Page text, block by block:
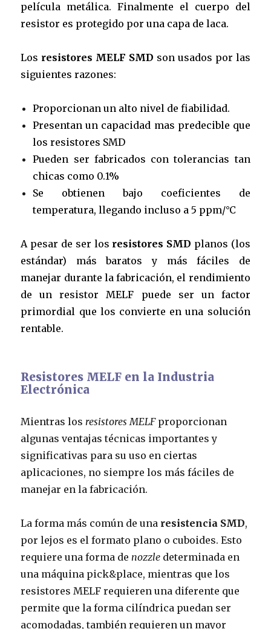
película metálica. Finalmente el cuerpo del
resistor es protegido por una capa de laca.
Los resistores MELF SMD son usados por las
siguientes razones:
Proporcionan un alto nivel de fiabilidad.
Presentan un capacidad mas predecible que
los resistores SMD
Pueden ser fabricados con tolerancias tan
chicas como 0.1%
Se obtienen bajo coeficientes de
temperatura, llegando incluso a 5 ppm/°C
A pesar de ser los resistores SMD planos (los
estándar) más baratos y más fáciles de
manejar durante la fabricación, el rendimiento
de un resistor MELF puede ser un factor
primordial que los convierte en una solución
rentable.
Resistores MELF en la Industria
Electrónica
Mientras losresistores MELFproporcionan
algunas ventajas técnicas importantes y
significativas para su uso en ciertas
aplicaciones, no siempre los más fáciles de
manejar en la fabricación.
La forma más común de una resistencia SMD,
por lejos es el formato plano o cuboides. Esto
requiere una forma denozzle determinada en
una máquina pick&place, mientras que los
resistores MELF requieren una diferente que
permite que la forma cilíndrica puedan ser
acomodadas, también requieren un mayor